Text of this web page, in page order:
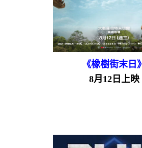
《橡樹街末日》
8月12日上映